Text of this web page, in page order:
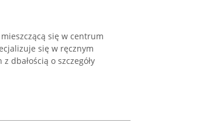
się w centrum
się w ręcznym
dbałością o szczegóły